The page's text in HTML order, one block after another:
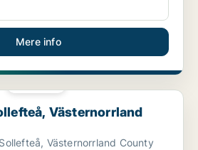
Mere info
County
Restaurant til leje i Sollefteå, Västernorrland County